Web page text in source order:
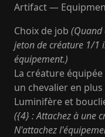
Artifact —
Choix de job (Quand
jeton de créature 1/1
équipement.)
La créature
un chevalier en
Luminifère et
({4} : Attachez à une
N'attachez